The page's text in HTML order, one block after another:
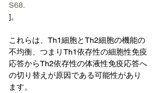
S68.
]。
これらは、Th1細胞とTh2細胞の機能の
不均衡、つまりTh1依存性の細胞性免疫
応答からTh2依存性の体液性免疫応答へ
の切り替えが原因である可能性があり
ます。